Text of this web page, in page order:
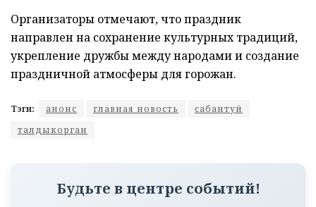
Организаторы отмечают, что праздник
направлен на сохранение культурных традиций,
укрепление дружбы между народами и создание
праздничной атмосферы для горожан.
Тэги: анонс главная новость
сабантуй
талдыкорган
Будьте в центре событий!